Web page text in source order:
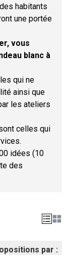
habitants
une portée
vous
blanc à
qui ne
ainsi que
les ateliers
celles qui
idées (10
des
par :